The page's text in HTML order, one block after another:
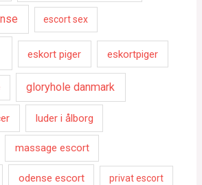
escort sex
eskort piger eskortpiger
gloryhole danmark
luder i ålborg
massage escort
odense escort privat escort